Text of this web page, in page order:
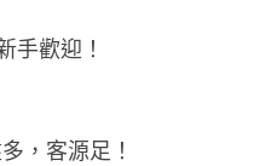
手歡迎！
，客源足！